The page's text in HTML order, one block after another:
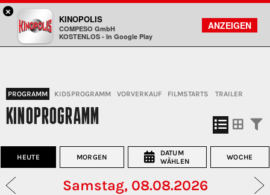
Kinopolis
FILMSUCHE
KONTO
PROGRAMM KIDSPROGRAMM VORVERKAUF FILMSTARTS TRAILER
KINOPROGRAMM
HEUTE MORGEN
DATUM
WÄHLEN
WOCHE
Samstag, 08.08.2026
×
KINOPOLIS
COMPESO GmbH
KOSTENLOS - In Google Play
ANZEIGEN